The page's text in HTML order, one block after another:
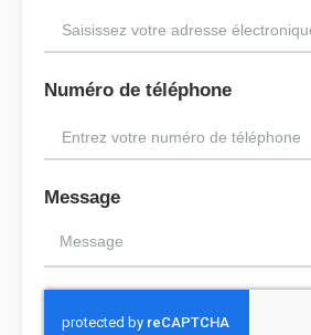
Numéro de téléphone
Message